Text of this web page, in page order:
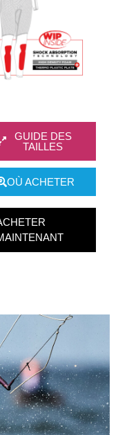
GUIDE DES
TAILLES
OÙ ACHETER